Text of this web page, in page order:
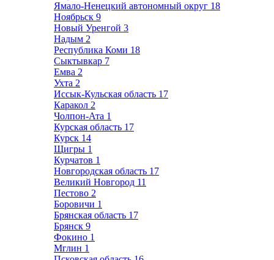
Ямало-Ненецкий автономный округ 18
Ноябрьск 9
Новый Уренгой 3
Надым 2
Республика Коми 18
Сыктывкар 7
Емва 2
Ухта 2
Иссык-Кульская область 17
Каракол 2
Чолпон-Ата 1
Курская область 17
Курск 14
Щигры 1
Курчатов 1
Новгородская область 17
Великий Новгород 11
Пестово 2
Боровичи 1
Брянская область 17
Брянск 9
Фокино 1
Мглин 1